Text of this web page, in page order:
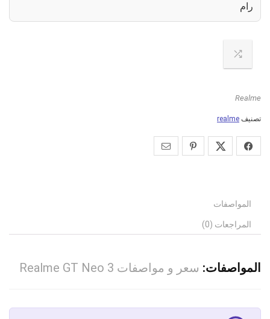
رام
Realme
تصنيف realme
المواصفات
المراجعات (0)
المواصفات: سعر و مواصفات Realme GT Neo 3